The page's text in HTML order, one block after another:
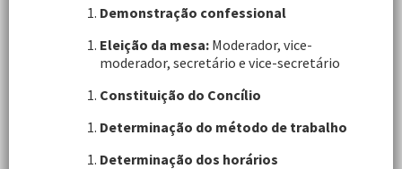
Demonstração confessional
Eleição da mesa: Moderador, vice-
moderador, secretário e vice-secretário
Constituição do Concílio
Determinação do método de trabalho
Determinação dos horários